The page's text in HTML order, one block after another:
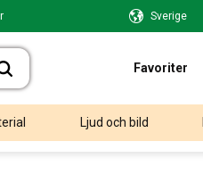
Sverige
Favoriter
Ljud och bild